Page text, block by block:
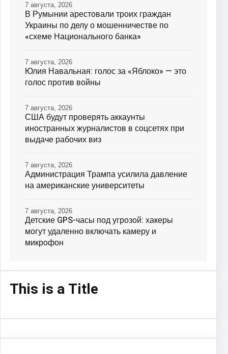
В Румынии арестовали троих граждан
Украины по делу о мошенничестве по
«схеме Национального банка»
7 августа, 2026
Юлия Навальная: голос за «Яблоко» — это
голос против войны
7 августа, 2026
США будут проверять аккаунты
иностранных журналистов в соцсетях при
выдаче рабочих виз
7 августа, 2026
Администрация Трампа усилила давление
на американские университеты
7 августа, 2026
Детские GPS-часы под угрозой: хакеры
могут удаленно включать камеру и
микрофон
7 августа, 2026
This is a Title